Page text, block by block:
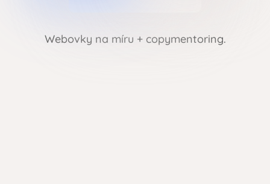
Webovky na míru + copymentoring.